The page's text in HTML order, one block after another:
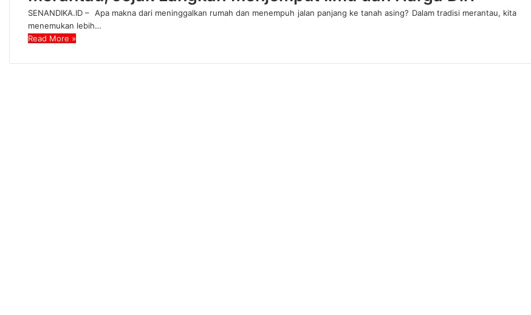
SENANDIKA.ID – Apa makna dari meninggalkan rumah dan menempuh jalan panjang ke tanah asing? Dalam tradisi merantau, kita
menemukan lebih…
Read More »